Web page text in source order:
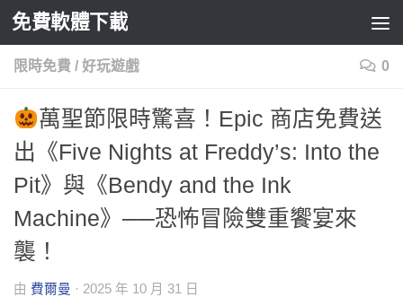
Skip to content
免費軟體下載
限時免費 / 好玩遊戲 0
萬聖節限時驚喜！Epic 商店免費送
出《Five Nights at Freddy’s: Into the
Pit》與《Bendy and the Ink
Machine》──恐怖冒險雙重饗宴來
襲！
由 費爾曼 · 2025 年 10 月 31 日